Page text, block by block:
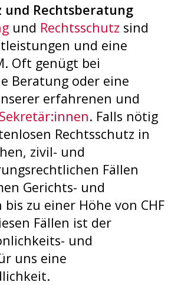
und Rechtsberatung
und Rechtsschutz sind
und eine
Oft genügt bei
Beratung oder eine
erfahrenen und
Sekretär:innen. Falls nötig
Rechtsschutz in
zivil- und
Fällen
Gerichts- und
zu einer Höhe von CHF
Fällen ist der
und
uns eine